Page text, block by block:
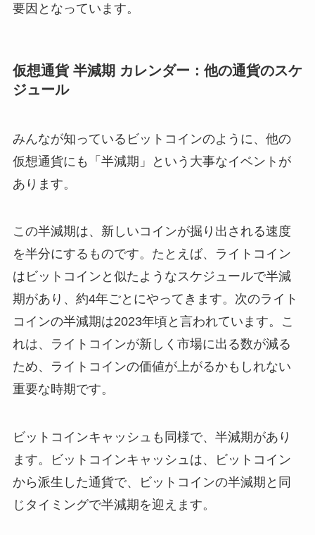
要因となっています。
仮想通貨 半減期 カレンダー：他の通貨のスケ
ジュール
みんなが知っているビットコインのように、他の
仮想通貨にも「半減期」という大事なイベントが
あります。
この半減期は、新しいコインが掘り出される速度
を半分にするものです。たとえば、ライトコイン
はビットコインと似たようなスケジュールで半減
期があり、約4年ごとにやってきます。次のライト
コインの半減期は2023年頃と言われています。こ
れは、ライトコインが新しく市場に出る数が減る
ため、ライトコインの価値が上がるかもしれない
重要な時期です。
ビットコインキャッシュも同様で、半減期があり
ます。ビットコインキャッシュは、ビットコイン
から派生した通貨で、ビットコインの半減期と同
じタイミングで半減期を迎えます。